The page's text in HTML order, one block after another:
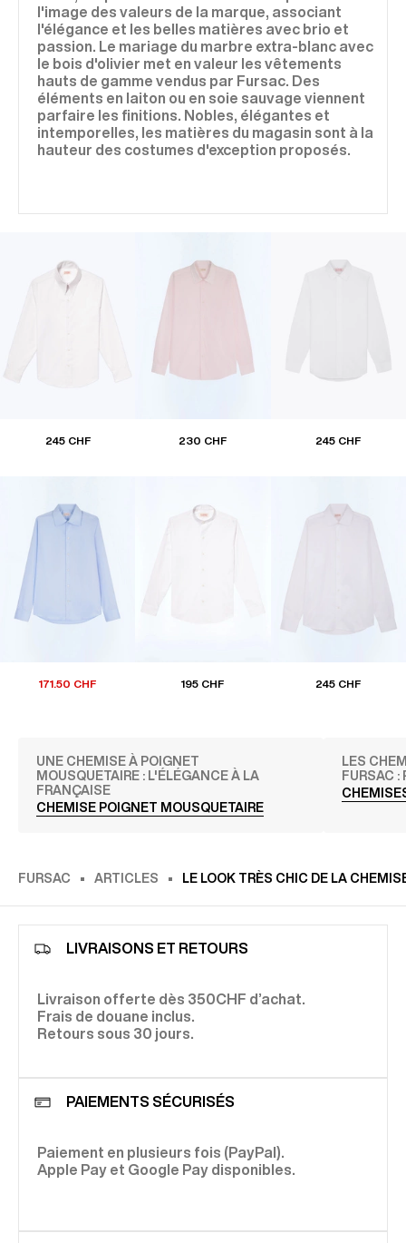
l'image des valeurs de la marque, associant
l'élégance et les belles matières avec brio et
passion. Le mariage du marbre extra-blanc avec
le bois d'olivier met en valeur les vêtements
hauts de gamme vendus par Fursac. Des
éléments en laiton ou en soie sauvage viennent
parfaire les finitions. Nobles, élégantes et
intemporelles, les matières du magasin sont à la
hauteur des costumes d'exception proposés.
245 CHF 230 CHF 245 CHF
171.50 CHF 195 CHF 245 CHF
UNE CHEMISE À POIGNET
MOUSQUETAIRE : L'ÉLÉGANCE À LA
FRANÇAISE
CHEMISE POIGNET MOUSQUETAIRE
LES
FURSAC :
FURSAC ARTICLES LE LOOK TRÈS CHIC DE LA
LIVRAISONS ET RETOURS
Livraison offerte dès 350CHF d’achat.
Frais de douane inclus.
Retours sous 30 jours.
PAIEMENTS SÉCURISÉS
Paiement en plusieurs fois (PayPal).
Apple Pay et Google Pay disponibles.